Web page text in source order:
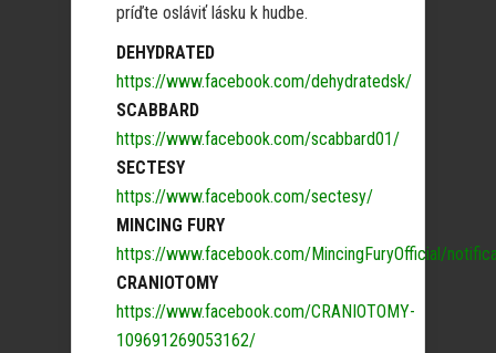
príďte osláviť lásku k hudbe.
DEHYDRATED
https://www.facebook.com/dehydratedsk/
SCABBARD
https://www.facebook.com/scabbard01/
SECTESY
https://www.facebook.com/sectesy/
MINCING FURY
https://www.facebook.com/MincingFuryOfficial/
CRANIOTOMY
https://www.facebook.com/CRANIOTOMY-
109691269053162/